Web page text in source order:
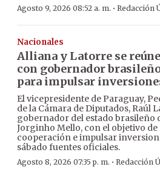
Agosto 9, 2026 08:52 a. m. · Redacción
Nacionales
Alliana y Latorre se
con gobernador
para impulsar
El vicepresidente de Paraguay,
de la Cámara de Diputados, Raúl
gobernador del estado brasileño
Jorginho Mello, con el objetivo
cooperación e impulsar
sábado fuentes oficiales.
Agosto 8, 2026 07:35 p. m. · Redacción